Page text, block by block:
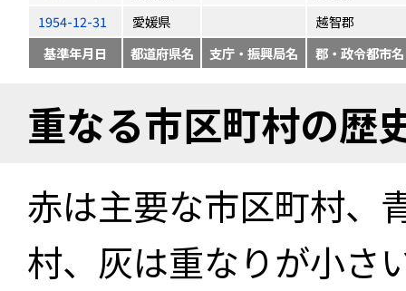
1954-12-31
愛媛県
越智郡
基準年月日
都道府県名 支庁・振興局名 郡・政令都市名
重なる市区町村の歴
赤は主要な市区町村、
村、灰は重なりが小さ